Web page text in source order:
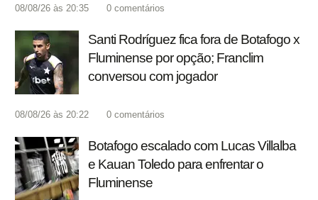
08/08/26 às 20:35 0 comentários
Santi Rodríguez fica fora de Botafogo x
Fluminense por opção; Franclim
conversou com jogador
08/08/26 às 20:22 0 comentários
Botafogo escalado com Lucas Villalba
e Kauan Toledo para enfrentar o
Fluminense